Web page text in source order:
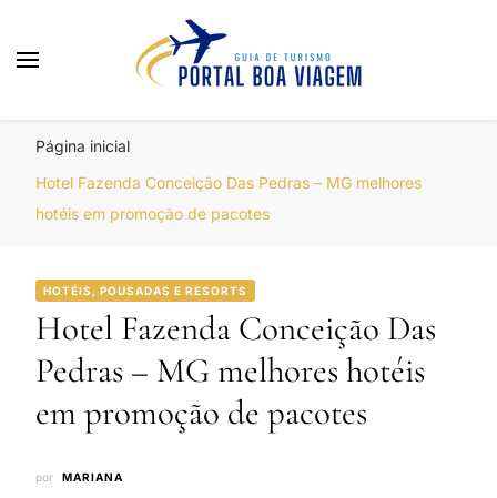
Página inicial
Hotel Fazenda Conceição Das Pedras – MG melhores
hotéis em promoção de pacotes
HOTÉIS, POUSADAS E RESORTS
Hotel Fazenda Conceição Das
Pedras – MG melhores hotéis
em promoção de pacotes
por MARIANA